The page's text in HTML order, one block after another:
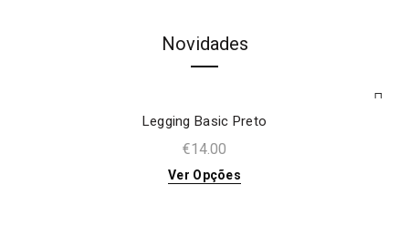
Novidades
Legging Basic Preto
€14.00
Ver Opções